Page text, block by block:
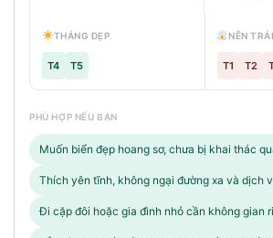
THÁNG ĐẸP
T4 T5
NÊN
T1 T2
PHÙ HỢP NẾU BẠN
Muốn biển đẹp hoang sơ, chưa bị khai thác
Thích yên tĩnh, không ngại đường xa và dịch
Đi cặp đôi hoặc gia đình nhỏ cần không gian